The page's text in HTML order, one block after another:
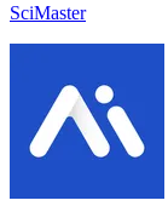
SciMaster